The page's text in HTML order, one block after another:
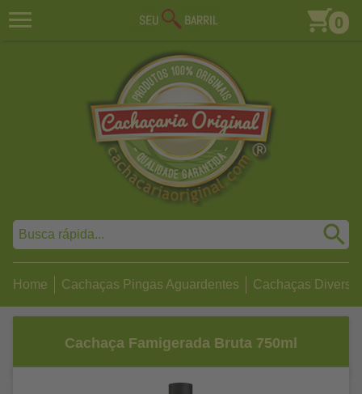
0
Home Cachaças Pingas Aguardentes Cachaças
Cachaça Famigerada Bruta 750ml